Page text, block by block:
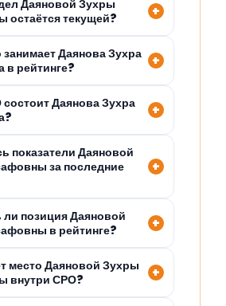
Даяновой Зухры
остаётся текущей?
занимает Даянова Зухра
рейтинге?
Даянова Зухра
показатели Даяновой
за последние
ли позиция Даяновой
в рейтинге?
место Даяновой Зухры
внутри СРО?